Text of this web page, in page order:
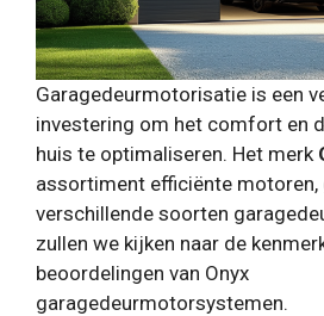
Garagedeurmotorisatie is een
investering om het comfort en
huis te optimaliseren. Het merk
assortiment efficiënte
verschillende soorten
zullen we kijken naar de
beoordelingen van Onyx
garagedeurmotorsystemen.